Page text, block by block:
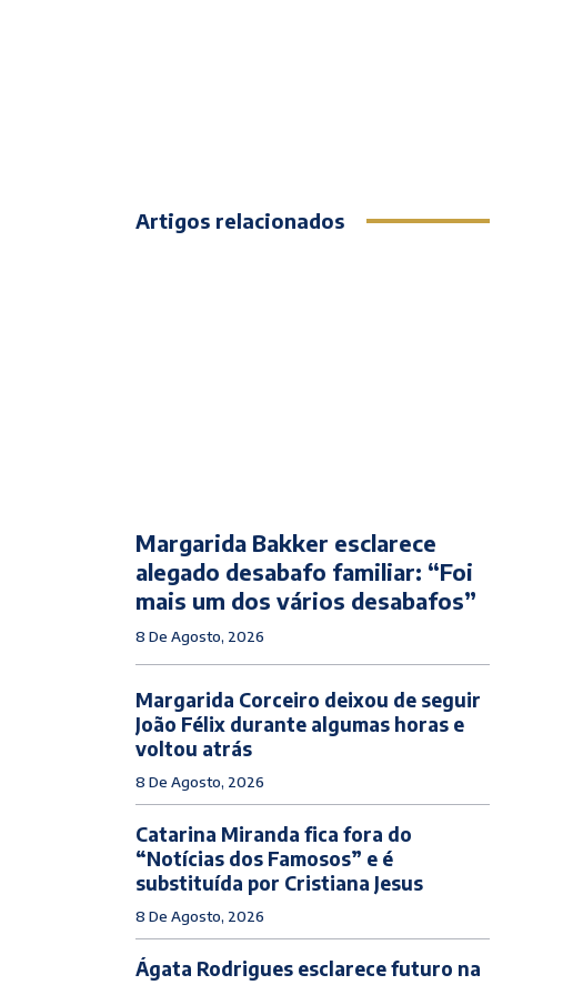
Artigos relacionados
Margarida Bakker esclarece
alegado desabafo familiar: “Foi
mais um dos vários desabafos”
8 De Agosto, 2026
Margarida Corceiro deixou de seguir
João Félix durante algumas horas e
voltou atrás
8 De Agosto, 2026
Catarina Miranda fica fora do
“Notícias dos Famosos” e é
substituída por Cristiana Jesus
8 De Agosto, 2026
Ágata Rodrigues esclarece futuro na